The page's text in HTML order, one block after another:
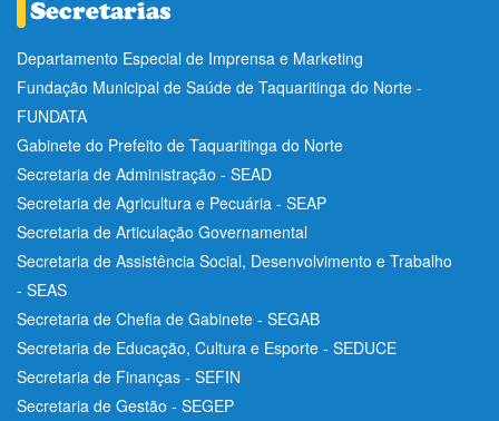
Departamento Especial de Imprensa e Marketing
Fundação Municipal de Saúde de Taquaritinga do Norte -
FUNDATA
Gabinete do Prefeito de Taquaritinga do Norte
Secretaria de Administração - SEAD
Secretaria de Agricultura e Pecuária - SEAP
Secretaria de Articulação Governamental
Secretaria de Assistência Social, Desenvolvimento e Trabalho
- SEAS
Secretaria de Chefia de Gabinete - SEGAB
Secretaria de Educação, Cultura e Esporte - SEDUCE
Secretaria de Finanças - SEFIN
Secretaria de Gestão - SEGEP